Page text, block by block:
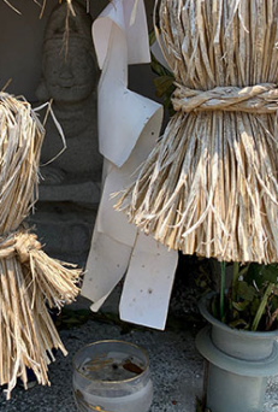
【NEW OPEN】Choco hair
WE LOVE PLANTS. AT島原半島
（花樹園 有家店／重松花屋gree
n＋／HaNARaKaN／インテリア
ショップGARAGE）